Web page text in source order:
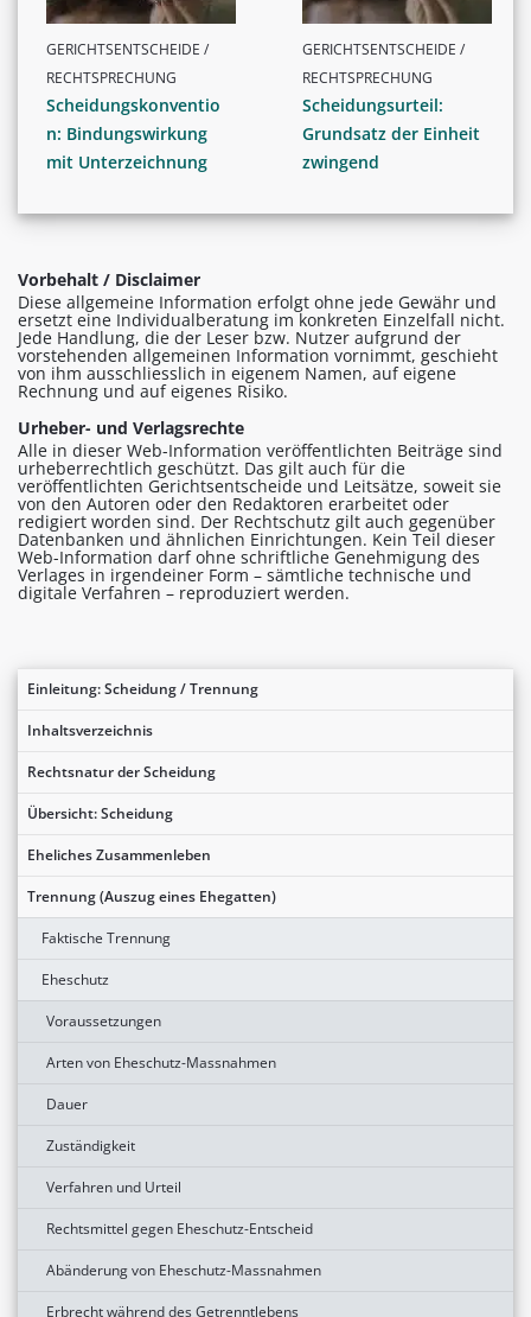
Einleitung: Scheidung / Trennung
Inhaltsverzeichnis
Rechtsnatur der Scheidung
Übersicht: Scheidung
Eheliches Zusammenleben
Trennung (Auszug eines Ehegatten)
Faktische Trennung
Eheschutz
Voraussetzungen
Arten von Eheschutz-Massnahmen
Dauer
Zuständigkeit
Verfahren und Urteil
Rechtsmittel gegen Eheschutz-Entscheid
Abänderung von Eheschutz-Massnahmen
Erbrecht während des Getrenntlebens
GERICHTSENTSCHEIDE /
RECHTSPRECHUNG
Scheidungskonventio
n: Bindungswirkung
mit Unterzeichnung
GERICHTSENTSCHEIDE /
RECHTSPRECHUNG
Scheidungsurteil:
Grundsatz der Einheit
zwingend
Vorbehalt / Disclaimer
Diese allgemeine Information erfolgt ohne jede Gewähr und
ersetzt eine Individualberatung im konkreten Einzelfall nicht.
Jede Handlung, die der Leser bzw. Nutzer aufgrund der
vorstehenden allgemeinen Information vornimmt, geschieht
von ihm ausschliesslich in eigenem Namen, auf eigene
Rechnung und auf eigenes Risiko.
Urheber- und Verlagsrechte
Alle in dieser Web-Information veröffentlichten Beiträge sind
urheberrechtlich geschützt. Das gilt auch für die
veröffentlichten Gerichtsentscheide und Leitsätze, soweit sie
von den Autoren oder den Redaktoren erarbeitet oder
redigiert worden sind. Der Rechtschutz gilt auch gegenüber
Datenbanken und ähnlichen Einrichtungen. Kein Teil dieser
Web-Information darf ohne schriftliche Genehmigung des
Verlages in irgendeiner Form – sämtliche technische und
digitale Verfahren – reproduziert werden.